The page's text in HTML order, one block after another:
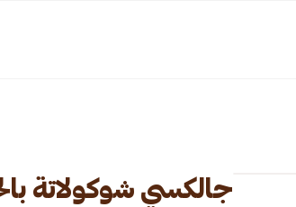
جالكسي شوكولاتة بالحليب